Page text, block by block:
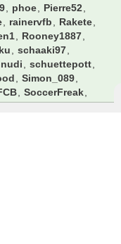
Mehlo
Moerinho
mucfan N-11
Ni7co
nullneuner
peksim
Pepe09
phoe
Pierre52
rainervfb
Rakete
Rooney1887